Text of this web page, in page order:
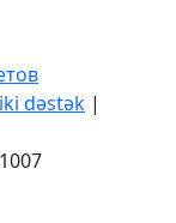
dəstək |